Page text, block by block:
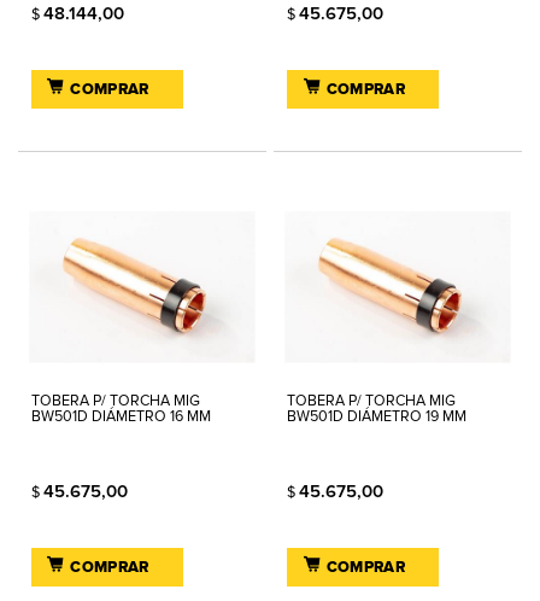
$ 48.144,00
COMPRAR
$45.675,00
COMPRAR
TOBERA P/ TORCHA MIG
BW501D DIÁMETRO 16 MM
$ 45.675,00
COMPRAR
TOBERA P/ TORCHA MIG
BW501D DIÁMETRO 19 MM
$45.675,00
COMPRAR